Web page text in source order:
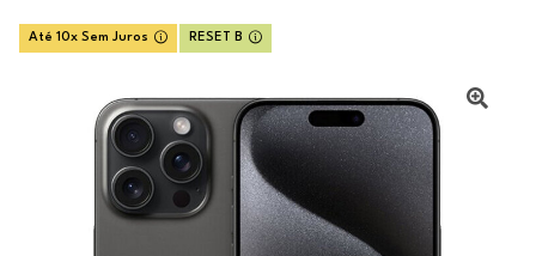
Até 10x Sem Juros RESET B